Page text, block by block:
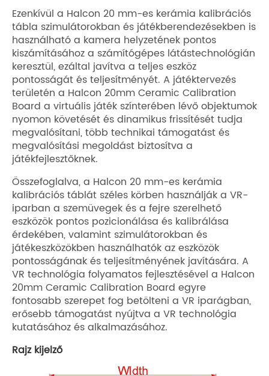
Ezenkívül a Halcon 20 mm-es kerámia kalibrációs
tábla szimulátorokban és játékberendezésekben is
használható a kamera helyzetének pontos
kiszámításához a számítógépes látástechnológián
keresztül, ezáltal javítva a teljes eszköz
pontosságát és teljesítményét. A játéktervezés
területén a Halcon 20mm Ceramic Calibration
Board a virtuális játék színterében lévő objektumok
nyomon követését és dinamikus frissítését tudja
megvalósítani, több technikai támogatást és
megvalósítási megoldást biztosítva a
játékfejlesztőknek.
Összefoglalva, a Halcon 20 mm-es kerámia
kalibrációs táblát széles körben használják a VR-
iparban a szemüvegek és a fejre szerelhető
eszközök pontos pozicionálása és kalibrálása
érdekében, valamint szimulátorokban és
játékeszközökben használhatók az eszközök
pontosságának és teljesítményének javítására. A
VR technológia folyamatos fejlesztésével a Halcon
20mm Ceramic Calibration Board egyre
fontosabb szerepet fog betölteni a VR iparágban,
erősebb támogatást nyújtva a VR technológia
kutatásához és alkalmazásához.
Rajz kijelző